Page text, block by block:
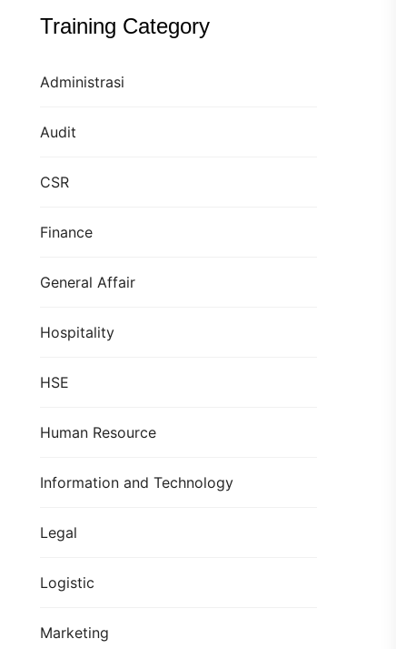
Training Category
Administrasi
Audit
CSR
Finance
General Affair
Hospitality
HSE
Human Resource
Information and Technology
Legal
Logistic
Marketing